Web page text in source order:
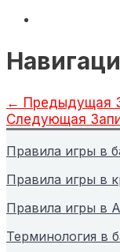
← Предыдущая
Следующая
Правила игры в
Правила игры в
Правила игры в
Терминология в